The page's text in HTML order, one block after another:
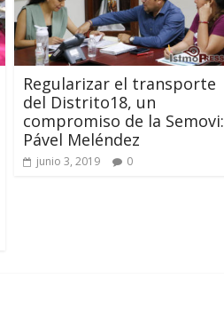
Regularizar el transporte
del Distrito18, un
compromiso de la Semovi:
Pável Meléndez
junio 3, 2019 0